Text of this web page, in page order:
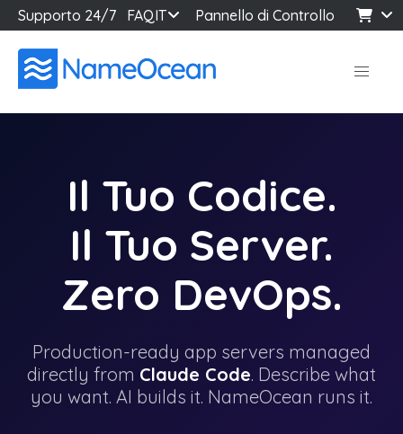
Supporto 24/7 FAQIT Pannello di Controllo
Il Tuo Codice.
Il Tuo Server.
Zero DevOps.
Production-ready app servers managed
directly from Claude Code. Describe what
you want. AI builds it. NameOcean runs it.